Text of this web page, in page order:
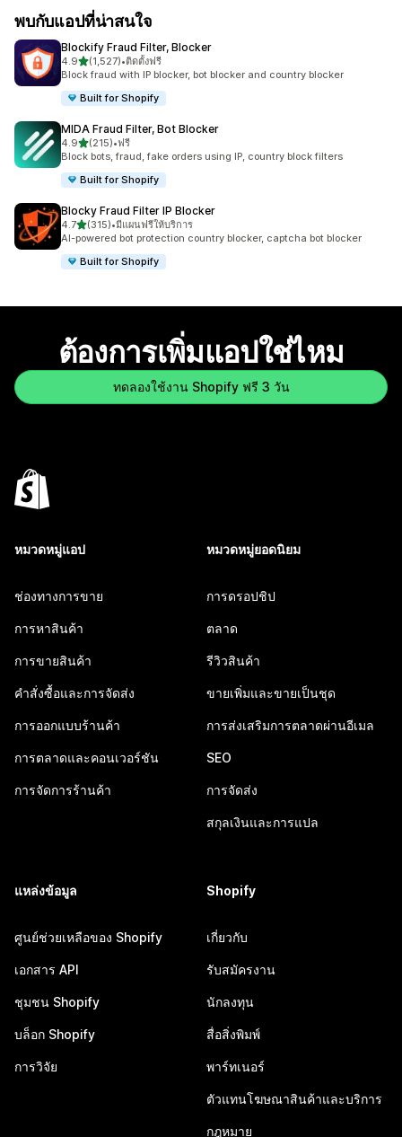
พบกับแอปที่น่าสนใจ
Blockify Fraud Filter, Blocker
4.9เต็ม 5 ดาว
(1,527)
ทั้งหมด 1527 รีวิว
•ติดตั้งฟรี
Block fraud with IP blocker, bot blocker and country blocker
Built for Shopify
MIDA Fraud Filter, Bot Blocker
4.9เต็ม 5 ดาว
(215)
ทั้งหมด 215 รีวิว
•ฟรี
Block bots, fraud, fake orders using IP, country block filters
Built for Shopify
Blocky Fraud Filter IP Blocker
4.7เต็ม 5 ดาว
(315)
ทั้งหมด 315 รีวิว
•มีแผนฟรีให้บริการ
AI-powered bot protection country blocker, captcha bot blocker
Built for Shopify
ต้องการเพิ่มแอปใช่ไหม
ทดลองใช้งาน Shopify ฟรี 3 วัน
หมวดหมู่แอป
ช่องทางการขาย
การหาสินค้า
การขายสินค้า
คำสั่งซื้อและการจัดส่ง
การออกแบบร้านค้า
การตลาดและคอนเวอร์ชัน
การจัดการร้านค้า
หมวดหมู่ยอดนิยม
การดรอปชิป
ตลาด
รีวิวสินค้า
ขายเพิ่มและขายเป็นชุด
การส่งเสริมการตลาดผ่านอีเมล
SEO
การจัดส่ง
สกุลเงินและการแปล
แหล่งข้อมูล
ศูนย์ช่วยเหลือของ Shopify
เอกสาร API
ชุมชน Shopify
บล็อก Shopify
การวิจัย
Shopify
เกี่ยวกับ
รับสมัครงาน
นักลงทุน
สื่อสิ่งพิมพ์
พาร์ทเนอร์
ตัวแทนโฆษณาสินค้าและบริการ
กฎหมาย